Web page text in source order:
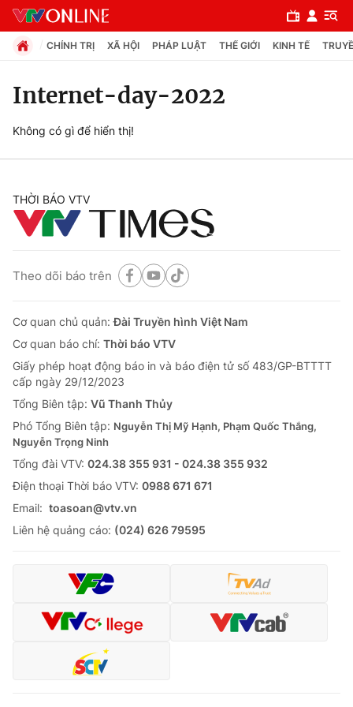
Chuyên mục
Chính trị
Xã hội
Thế giới
Tin tức
Thế giới đó đây
Câu chuyện quốc tế
Kinh tế
Tài chính
Thị trường
Góc doanh nghiệp
Dữ liệu và đời sống
Truyền hình
Phim VTV
Giải trí
Đời sống
Làm đẹp
Chất lượng cuộc sống
Giáo dục
Học trực tuyến
Công nghệ
CHÍNH TRỊ XÃ HỘI PHÁP LUẬT THẾ GIỚI KINH TẾ
Internet-day-2022
Không có gì để hiển thị!
THỜI BÁO VTV
Theo dõi báo trên
Cơ quan chủ quản:Đài Truyền hình Việt Nam
Cơ quan báo chí: Thời báo VTV
Giấy phép hoạt động báo in và báo điện tử số 483/GP-BTTTT
cấp ngày 29/12/2023
Tổng Biên tập: Vũ Thanh Thủy
Phó Tổng Biên tập: Nguyễn Thị Mỹ Hạnh, Phạm Quốc Thắng,
Nguyễn Trọng Ninh
Tổng đài VTV: 024.38 355 931 - 024.38 355 932
Ðiện thoại Thời báo VTV: 0988 671 671
Email: toasoan@vtv.vn
Liên hệ quảng cáo: (024) 626 79595